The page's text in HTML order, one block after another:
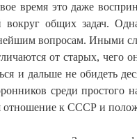
время это даже
вокруг общих задач.
вопросам. Иными
от старых, чего
и дальше не обидеть
среди
отношение к СССР и